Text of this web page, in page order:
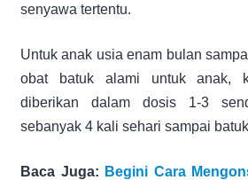
senyawa tertentu.
Untuk anak usia enam bulan
obat batuk alami untuk anak,
diberikan dalam dosis 1-3
sebanyak 4 kali sehari sampai
Baca Juga: Begini Cara